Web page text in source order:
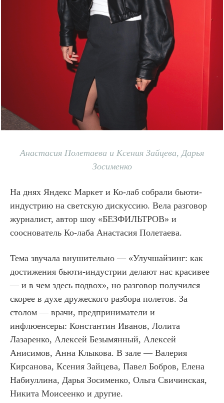
Анастасия Полетаева и Ксения Зайцева, Дарья
Зосименко
На днях Яндекс Маркет и Ко-лаб собрали бьюти-
индустрию на светскую дискуссию. Вела разговор
журналист, автор шоу «БЕЗФИЛЬТРОВ» и
сооснователь Ко-лаба Анастасия Полетаева.
Тема звучала внушительно — «Улучшайзинг: как
достижения бьюти-индустрии делают нас красивее
— и в чем здесь подвох», но разговор получился
скорее в духе дружеского разбора полетов. За
столом — врачи, предприниматели и
инфлюенсеры: Константин Иванов, Лолита
Лазаренко, Алексей Безымянный, Алексей
Анисимов, Анна Клыкова. В зале — Валерия
Кирсанова, Ксения Зайцева, Павел Бобров, Елена
Набиуллина, Дарья Зосименко, Ольга Свичинская,
Никита Моисеенко и другие.